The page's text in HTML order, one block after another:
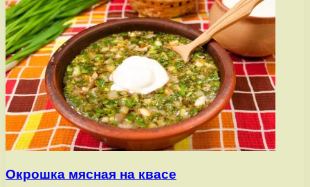
Окрошка мясная на квасе